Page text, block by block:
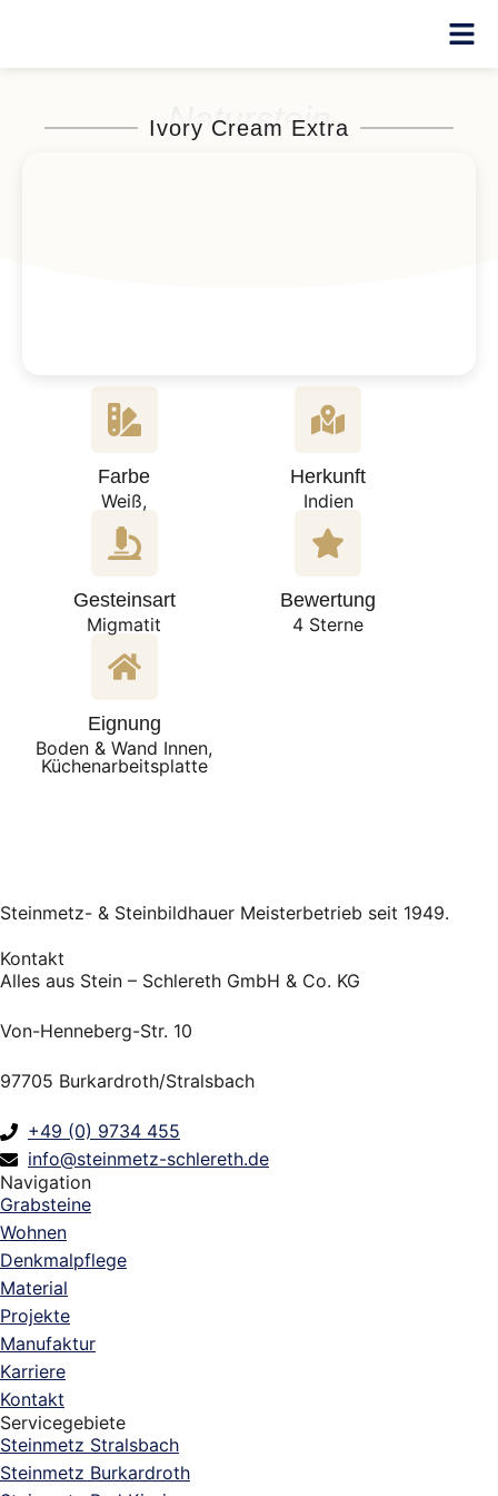
Naturstein
Ivory Cream Extra
Farbe
Weiß,
Herkunft
Indien
Gesteinsart
Migmatit
Bewertung
4 Sterne
Eignung
Boden & Wand Innen,
Küchenarbeitsplatte
Steinmetz- & Steinbildhauer Meisterbetrieb seit 1949.
Kontakt
Alles aus Stein – Schlereth GmbH & Co. KG
Von-Henneberg-Str. 10
97705 Burkardroth/Stralsbach
+49 (0) 9734 455
info@steinmetz-schlereth.de
Navigation
Grabsteine
Wohnen
Denkmalpflege
Material
Projekte
Manufaktur
Karriere
Kontakt
Servicegebiete
Steinmetz Stralsbach
Steinmetz Burkardroth